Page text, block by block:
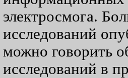
электросмога.
исследований
можно говорить
исследований в